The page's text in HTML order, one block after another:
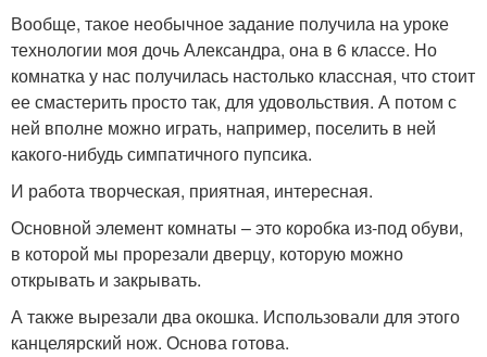
Вообще, такое необычное задание получила на уроке
технологии моя дочь Александра, она в 6 классе. Но
комнатка у нас получилась настолько классная, что стоит
ее смастерить просто так, для удовольствия. А потом с
ней вполне можно играть, например, поселить в ней
какого-нибудь симпатичного пупсика.
И работа творческая, приятная, интересная.
Основной элемент комнаты – это коробка из-под обуви,
в которой мы прорезали дверцу, которую можно
открывать и закрывать.
А также вырезали два окошка. Использовали для этого
канцелярский нож. Основа готова.